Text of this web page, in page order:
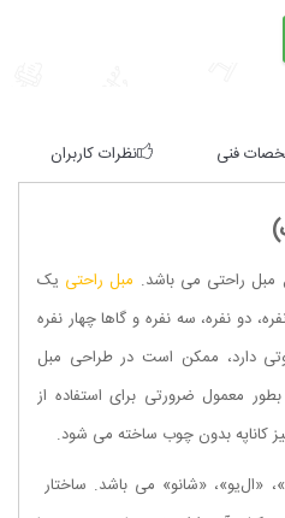
فنی نظرات کاربران
مبل راحتی می باشد. مبل راحتی یک
دو نفره، سه نفره و گاها چهار نفره
دارد، ممکن است در طراحی مبل
معمول ضرورتی برای استفاده از
کاناپه بدون چوب ساخته می شود.
«ال‌یو»، «شانو» می باشد. ساختار